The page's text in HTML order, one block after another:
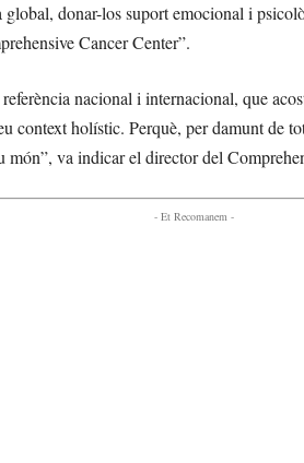
donar-los suport emocional i
Cancer Center”.
nacional i internacional, que
context holístic. Perquè, per damunt de
món”, va indicar el director del
- Et Recomanem -